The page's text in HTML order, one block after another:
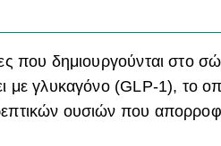
που δημιουργούνται στο
με γλυκαγόνο (GLP-1), το
ουσιών που